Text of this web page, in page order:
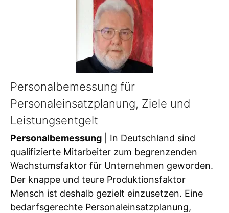
Personalbemessung für
Personaleinsatzplanung, Ziele und
Leistungsentgelt
Personalbemessung | In Deutschland sind
qualifizierte Mitarbeiter zum begrenzenden
Wachstumsfaktor für Unternehmen geworden.
Der knappe und teure Produktionsfaktor
Mensch ist deshalb gezielt einzusetzen. Eine
bedarfsgerechte Personaleinsatzplanung,